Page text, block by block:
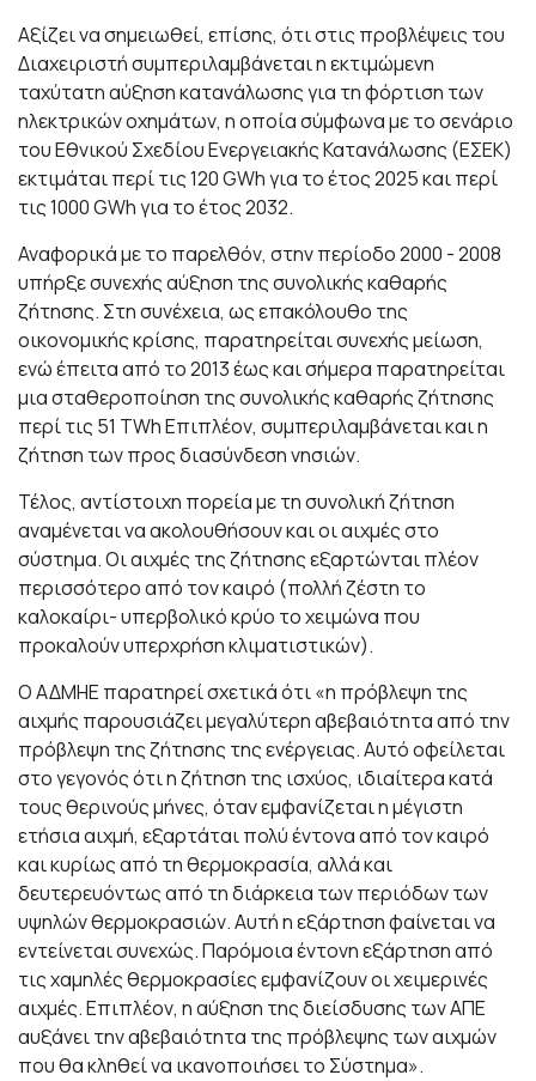
Αξίζει να σημειωθεί, επίσης, ότι στις προβλέψεις του
Διαχειριστή συμπεριλαμβάνεται η εκτιμώμενη
ταχύτατη αύξηση κατανάλωσης για τη φόρτιση των
ηλεκτρικών οχημάτων, η οποία σύμφωνα με το σενάριο
του Εθνικού Σχεδίου Ενεργειακής Κατανάλωσης (ΕΣΕΚ)
εκτιμάται περί τις 120 GWh για το έτος 2025 και περί
τις 1000 GWh για το έτος 2032.
Αναφορικά με το παρελθόν, στην περίοδο 2000 - 2008
υπήρξε συνεχής αύξηση της συνολικής καθαρής
ζήτησης. Στη συνέχεια, ως επακόλουθο της
οικονομικής κρίσης, παρατηρείται συνεχής μείωση,
ενώ έπειτα από το 2013 έως και σήμερα παρατηρείται
μια σταθεροποίηση της συνολικής καθαρής ζήτησης
περί τις 51 TWh Επιπλέον, συμπεριλαμβάνεται και η
ζήτηση των προς διασύνδεση νησιών.
Τέλος, αντίστοιχη πορεία με τη συνολική ζήτηση
αναμένεται να ακολουθήσουν και οι αιχμές στο
σύστημα. Οι αιχμές της ζήτησης εξαρτώνται πλέον
περισσότερο από τον καιρό (πολλή ζέστη το
καλοκαίρι- υπερβολικό κρύο το χειμώνα που
προκαλούν υπερχρήση κλιματιστικών).
Ο ΑΔΜΗΕ παρατηρεί σχετικά ότι «η πρόβλεψη της
αιχμής παρουσιάζει μεγαλύτερη αβεβαιότητα από την
πρόβλεψη της ζήτησης της ενέργειας. Αυτό οφείλεται
στο γεγονός ότι η ζήτηση της ισχύος, ιδιαίτερα κατά
τους θερινούς μήνες, όταν εμφανίζεται η μέγιστη
ετήσια αιχμή, εξαρτάται πολύ έντονα από τον καιρό
και κυρίως από τη θερμοκρασία, αλλά και
δευτερευόντως από τη διάρκεια των περιόδων των
υψηλών θερμοκρασιών. Αυτή η εξάρτηση φαίνεται να
εντείνεται συνεχώς. Παρόμοια έντονη εξάρτηση από
τις χαμηλές θερμοκρασίες εμφανίζουν οι χειμερινές
αιχμές. Επιπλέον, η αύξηση της διείσδυσης των ΑΠΕ
αυξάνει την αβεβαιότητα της πρόβλεψης των αιχμών
που θα κληθεί να ικανοποιήσει το Σύστημα».